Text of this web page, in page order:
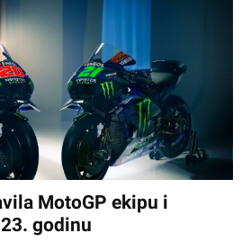
MotoGP ekipu i
godinu